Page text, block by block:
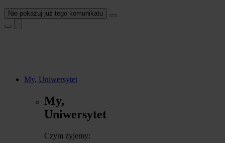
Nie pokazuj już tego komunikatu
My, Uniwersytet
My,
Uniwersytet
Czym żyjemy: